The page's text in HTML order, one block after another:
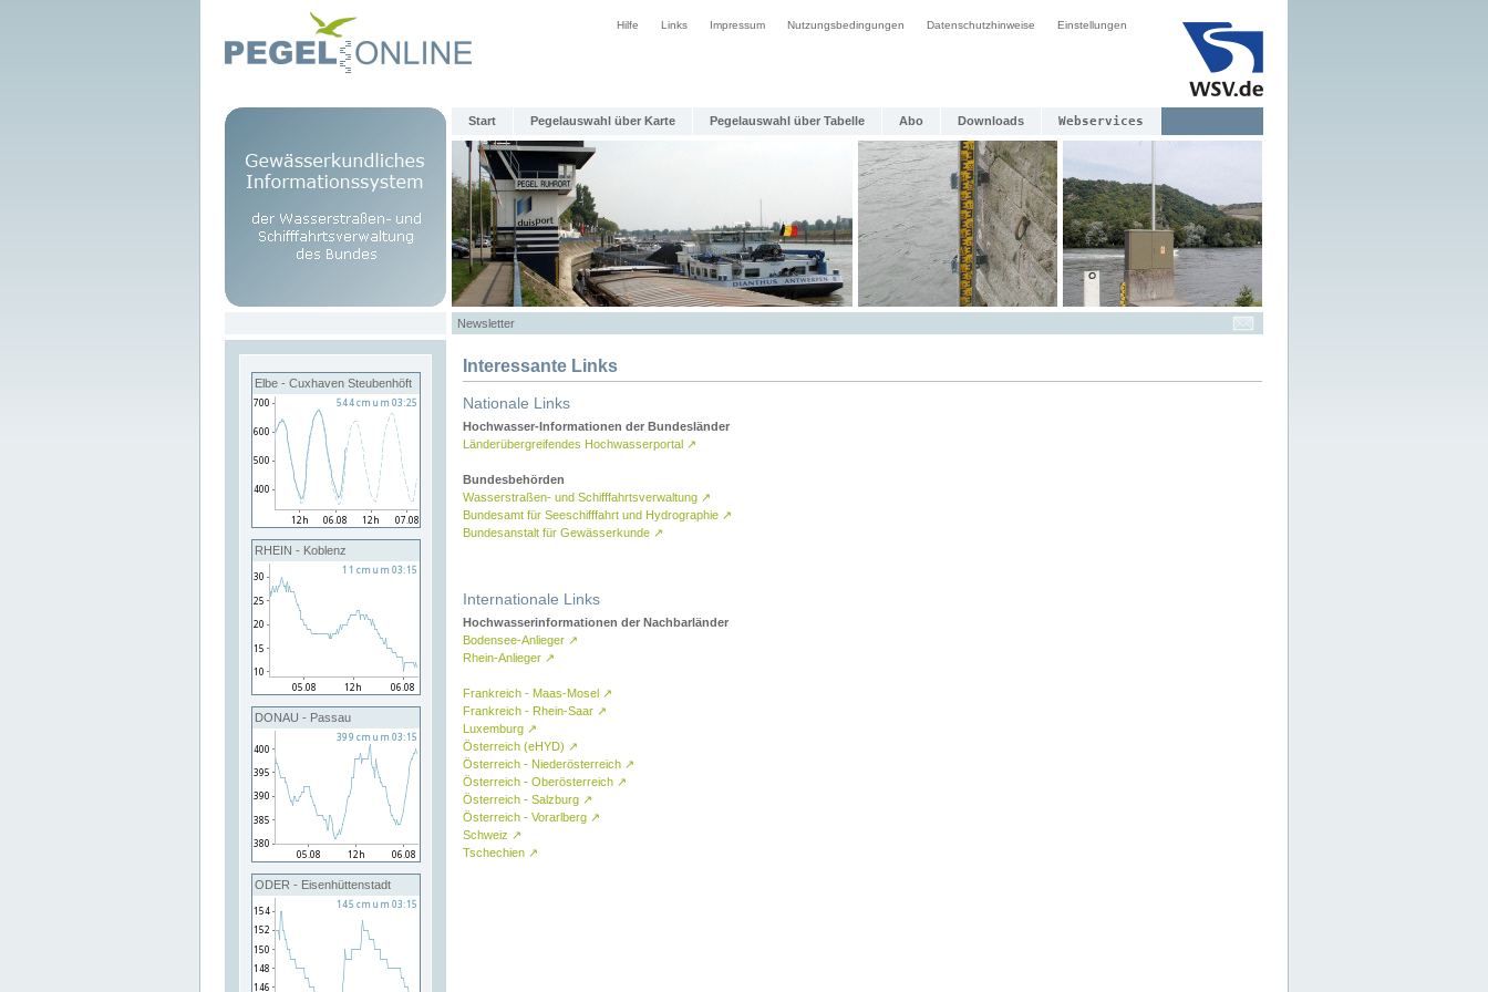
Hilfe Links Impressum Nutzungsbedingungen Datenschutzhinweise Einstellungen
Start Pegelauswahl über Karte Pegelauswahl über Tabelle Abo Downloads Webservices
Newsletter
Elbe - Cuxhaven Steubenhöft
RHEIN - Koblenz
DONAU - Passau
ODER - Eisenhüttenstadt
Interessante Links
Nationale Links
Hochwasser-Informationen der Bundesländer
Länderübergreifendes Hochwasserportal ↗
Bundesbehörden
Wasserstraßen- und Schifffahrtsverwaltung ↗
Bundesamt für Seeschifffahrt und Hydrographie ↗
Bundesanstalt für Gewässerkunde ↗
Internationale Links
Hochwasserinformationen der Nachbarländer
Bodensee-Anlieger ↗
Rhein-Anlieger ↗
Frankreich - Maas-Mosel ↗
Frankreich - Rhein-Saar ↗
Luxemburg ↗
Österreich (eHYD) ↗
Österreich - Niederösterreich ↗
Österreich - Oberösterreich ↗
Österreich - Salzburg ↗
Österreich - Vorarlberg ↗
Schweiz ↗
Tschechien ↗